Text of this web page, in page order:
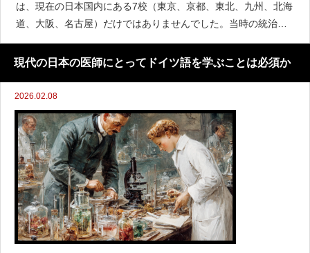
は、現在の日本国内にある7校（東京、京都、東北、九州、北海
道、大阪、名古屋）だけではありませんでした。当時の統治下
にあった朝鮮半島のソウル（京城）と、台湾の台北にも設置さ
れ、計9校の帝国大学が存在していました。ここでは、これら
現代の日本の医師にとってドイツ語を学ぶことは必須か
2026.02.08